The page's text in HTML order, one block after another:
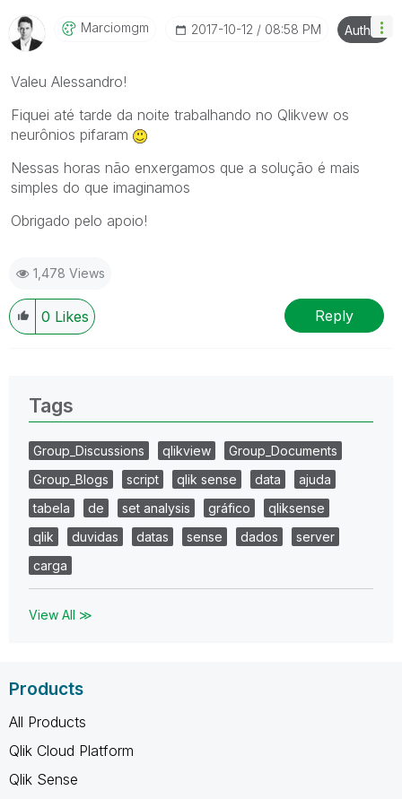
Marciomgm ‎2017-10-12 08:58 PM Author
Valeu Alessandro!
Fiquei até tarde da noite trabalhando no Qlikvew os
neurônios pifaram
Nessas horas não enxergamos que a solução é mais
simples do que imaginamos
Obrigado pelo apoio!
1,478 Views
0 Likes Reply
Tags
Group_Discussions qlikview
Group_Documents
Group_Blogs
script qlik sense data
ajuda
tabela
de set analysis gráfico
qliksense
qlik
duvidas datas sense dados
server
carga
View All ≫
Products
All Products
Qlik Cloud Platform
Qlik Sense